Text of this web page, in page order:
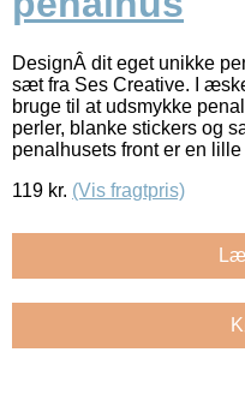
DesignÂ dit eget unikke
sæt fra Ses Creative. I
bruge til at udsmykke
perler, blanke stickers og
penalhusets front er en lille
119 kr. (Vis fragtpris)